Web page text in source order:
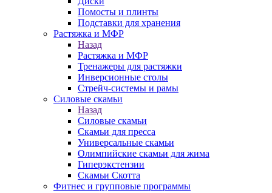
Помосты и плинты
Подставки для хранения
Растяжка и МФР
Назад
Растяжка и МФР
Тренажеры для растяжки
Инверсионные столы
Стрейч-системы и рамы
Силовые скамьи
Назад
Силовые скамьи
Скамьи для пресса
Универсальные скамьи
Олимпийские скамьи для жима
Гиперэкстензии
Скамьи Скотта
Фитнес и групповые программы